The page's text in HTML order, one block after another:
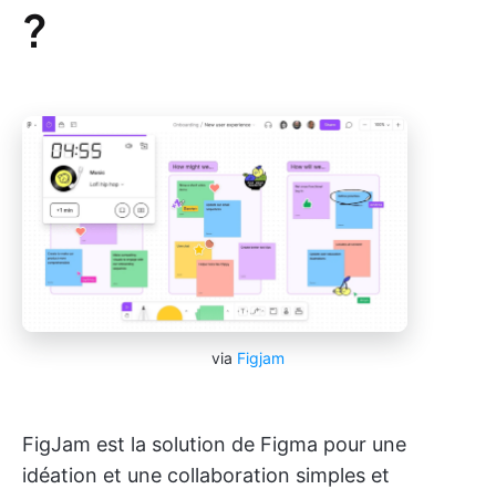
?
via Figjam
FigJam est la solution de Figma pour une
idéation et une collaboration simples et